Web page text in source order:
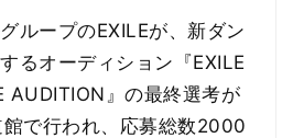
ループのEXILEが、新ダン
るオーディション『EXILE
AUDITION』の最終選考が
で行われ、応募総数2000